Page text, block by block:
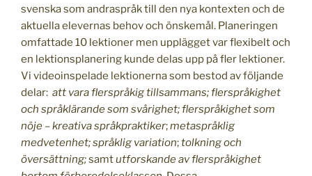
svenska som andraspråk till den nya kontexten och de
aktuella elevernas behov och önskemål. Planeringen
omfattade 10 lektioner men upplägget var flexibelt och
en lektionsplanering kunde delas upp på fler lektioner.
Vi videoinspelade lektionerna som bestod av följande
delar: att vara flerspråkig tillsammans;flerspråkighet
och språklärande som svårighet; flerspråkighet som
nöje – kreativa språkpraktiker;metaspråklig
medvetenhet;språklig variation;tolkning och
översättning;samtutforskande av flerspråkighet